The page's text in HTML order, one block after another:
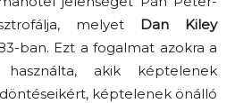
melyet Dan Kiley
ban. Ezt a fogalmat azokra a
akik képtelenek
képtelenek önálló